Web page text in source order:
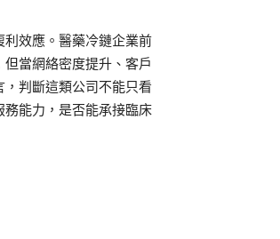
效應。醫藥冷鏈企業前
當網絡密度提升、客戶
判斷這類公司不能只看
能力，是否能承接臨床